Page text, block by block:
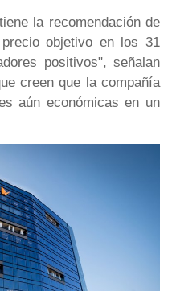
la recomendación de
objetivo en los 31
positivos", señalan
creen que la compañía
aún económicas en un